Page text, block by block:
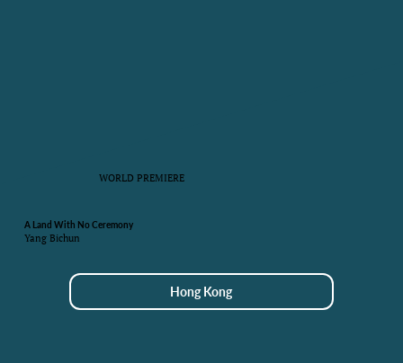
WORLD PREMIERE
A Land With No Ceremony
Yang Bichun
Hong Kong